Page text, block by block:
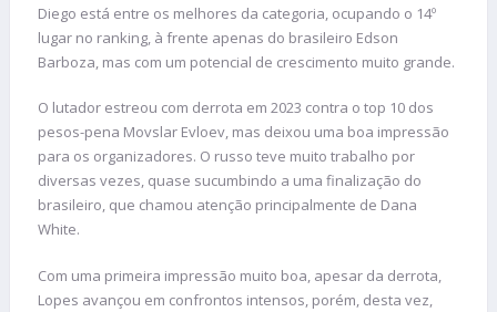
Diego está entre os melhores da categoria, ocupando o 14º
lugar no ranking, à frente apenas do brasileiro Edson
Barboza, mas com um potencial de crescimento muito grande.
O lutador estreou com derrota em 2023 contra o top 10 dos
pesos-pena Movslar Evloev, mas deixou uma boa impressão
para os organizadores. O russo teve muito trabalho por
diversas vezes, quase sucumbindo a uma finalização do
brasileiro, que chamou atenção principalmente de Dana
White.
Com uma primeira impressão muito boa, apesar da derrota,
Lopes avançou em confrontos intensos, porém, desta vez,